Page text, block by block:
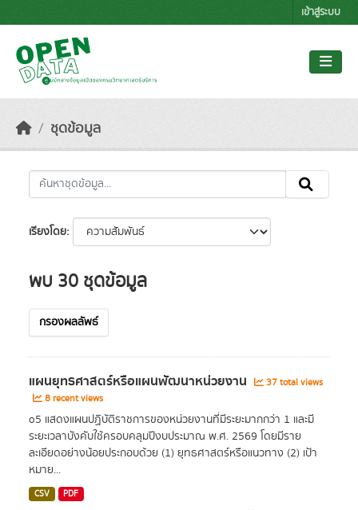
เข้าสู่ระบบ
ชุดข้อมูล
เรียงโดย
พบ 30 ชุดข้อมูล
กรองผลลัพธ์
แผนยุทธศาสตร์หรือแผนพัฒนาหน่วยงาน
37 total views
8 recent views
o5 แสดงแผนปฏิบัติราชการของหน่วยงานที่มีระยะมากกว่า 1 และมี
ระยะเวลาบังคับใช้ครอบคลุมปีงบประมาณ พ.ศ. 2569 โดยมีราย
ละเอียดอย่างน้อยประกอบด้วย (1) ยุทธศาสตร์หรือแนวทาง (2) เป้า
หมาย...
CSV PDF